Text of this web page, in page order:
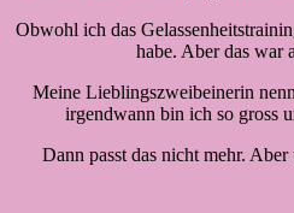
Obwohl ich das
habe. Aber das war
Meine Lieblingszweibeinerin
irgendwann bin ich so gross
Dann passt das nicht mehr.